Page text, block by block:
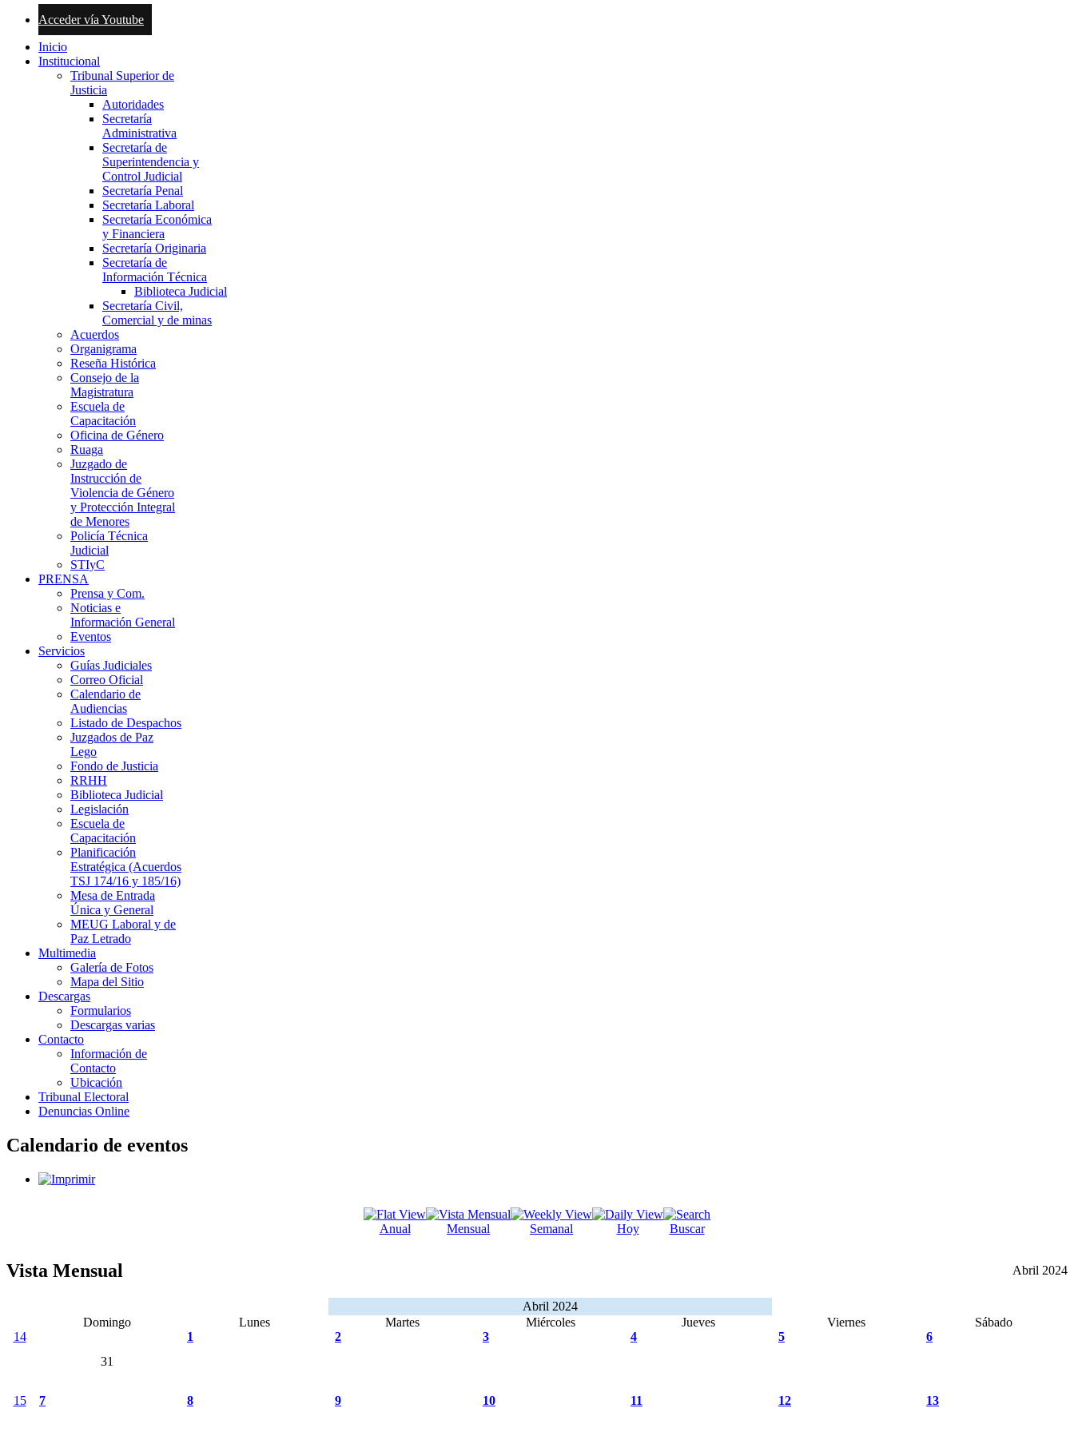
Acceder vía Youtube
Inicio
Institucional
Tribunal Superior de
Justicia
Autoridades
Secretaría
Administrativa
Secretaría de
Superintendencia y
Control Judicial
Secretaría Penal
Secretaría Laboral
Secretaría Económica
y Financiera
Secretaría Originaria
Secretaría de
Información Técnica
Biblioteca Judicial
Secretaría Civil,
Comercial y de minas
Acuerdos
Organigrama
Reseña Histórica
Consejo de la
Magistratura
Escuela de
Capacitación
Oficina de Género
Ruaga
Juzgado de
Instrucción de
Violencia de Género
y Protección Integral
de Menores
Policía Técnica
Judicial
STIyC
PRENSA
Prensa y Com.
Noticias e
Información General
Eventos
Servicios
Guías Judiciales
Correo Oficial
Calendario de
Audiencias
Listado de Despachos
Juzgados de Paz
Lego
Fondo de Justicia
RRHH
Biblioteca Judicial
Legislación
Escuela de
Capacitación
Planificación
Estratégica (Acuerdos
TSJ 174/16 y 185/16)
Mesa de Entrada
Única y General
MEUG Laboral y de
Paz Letrado
Multimedia
Galería de Fotos
Mapa del Sitio
Descargas
Formularios
Descargas varias
Contacto
Información de
Contacto
Ubicación
Tribunal Electoral
Denuncias Online
Calendario de eventos
Anual Mensual Semanal Hoy Buscar
Vista Mensual Abril 2024
Abril 2024
Domingo
Lunes Martes Miércoles Jueves Viernes
Sábado
14
31
1 2 3 4 5 6
15 7 8 9 10 11 12 13